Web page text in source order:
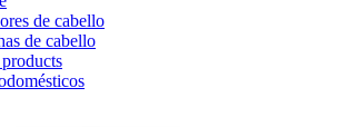
de cabello
de cabello